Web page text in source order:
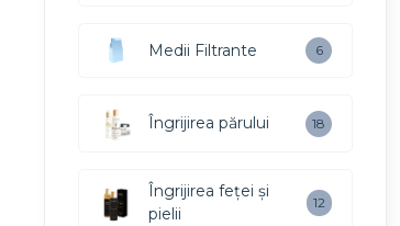
Medii Filtrante 6
Îngrijirea părului 18
Îngrijirea feței și
pielii
12